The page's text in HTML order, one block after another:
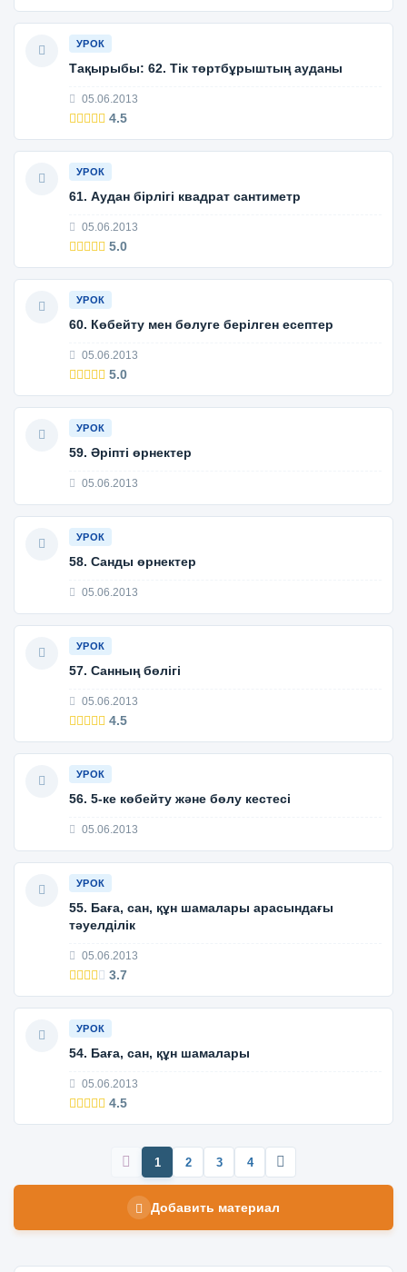
УРОК
Тақырыбы: 62. Тік төртбұрыштың ауданы
05.06.2013
4.5
УРОК
61. Аудан бірлігі квадрат сантиметр
05.06.2013
5.0
УРОК
60. Көбейту мен бөлуге берілген есептер
05.06.2013
5.0
УРОК
59. Әріпті өрнектер
05.06.2013
УРОК
58. Санды өрнектер
05.06.2013
УРОК
57. Санның бөлігі
05.06.2013
4.5
УРОК
56. 5-ке көбейту және бөлу кестесі
05.06.2013
УРОК
55. Баға, сан, құн шамалары арасындағы
тәуелділік
05.06.2013
3.7
УРОК
54. Баға, сан, құн шамалары
05.06.2013
4.5
1 2 3 4
Добавить материал